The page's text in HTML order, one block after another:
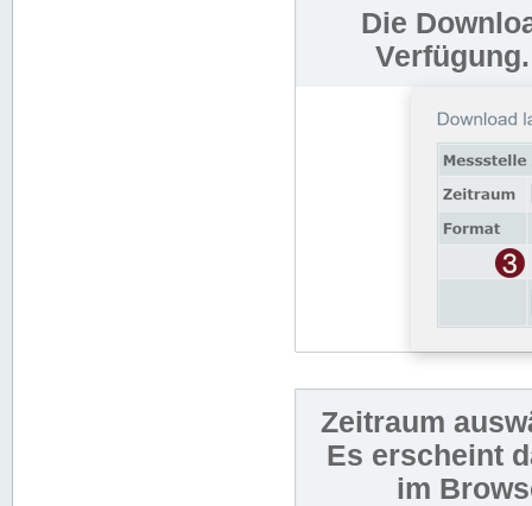
Die
Zeitraum
Es erscheint
im